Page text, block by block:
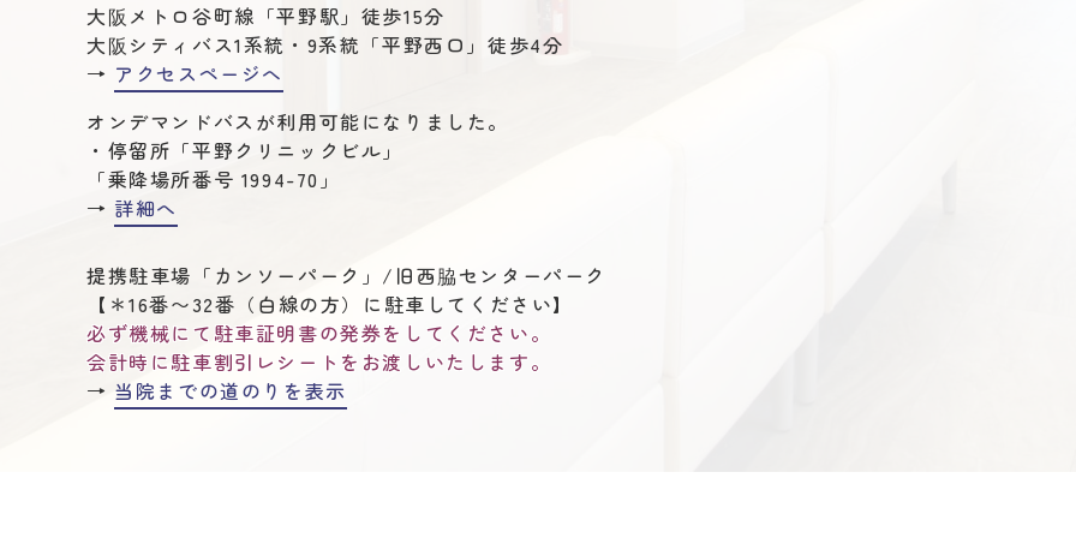
大阪メトロ谷町線「平野駅」徒歩15分
大阪シティバス1系統・9系統「平野西口」徒歩4分
→ アクセスページへ
オンデマンドバスが利用可能になりました。
・停留所「平野クリニックビル」
「乗降場所番号 1994-70」
→ 詳細へ
提携駐車場「カンソーパーク」/旧西脇センターパーク
【＊16番〜32番（白線の方）に駐車してください】
必ず機械にて駐車証明書の発券をしてください。
会計時に駐車割引レシートをお渡しいたします。
→ 当院までの道のりを表示